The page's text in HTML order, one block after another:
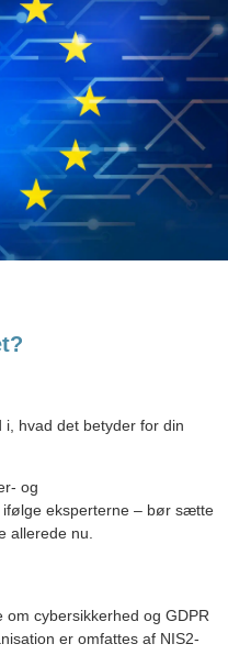
i, hvad det betyder for din
og
ifølge eksperterne – bør sætte
allerede nu.
om cybersikkerhed og GDPR
er omfattes af NIS2-